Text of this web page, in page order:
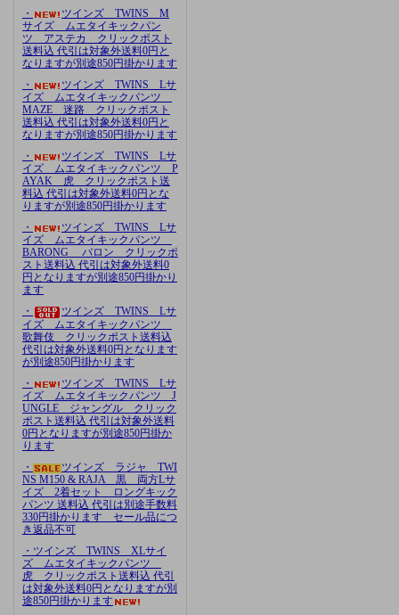
・
ツインズ TWINS M
サイズ ムエタイキックパン
ツ アステカ クリックポスト
送料込 代引は対象外送料0円と
なりますが別途850円掛かります
・
ツインズ TWINS Lサ
イズ ムエタイキックパンツ
MAZE 迷路 クリックポスト
送料込 代引は対象外送料0円と
なりますが別途850円掛かります
・
ツインズ TWINS Lサ
イズ ムエタイキックパンツ P
AYAK 虎 クリックポスト送
料込 代引は対象外送料0円とな
りますが別途850円掛かります
・
ツインズ TWINS Lサ
イズ ムエタイキックパンツ
BARONG バロン クリックポ
スト送料込 代引は対象外送料0
円となりますが別途850円掛かり
ます
・
ツインズ TWINS Lサ
イズ ムエタイキックパンツ
歌舞伎 クリックポスト送料込
代引は対象外送料0円となります
が別途850円掛かります
・
ツインズ TWINS Lサ
イズ ムエタイキックパンツ J
UNGLE ジャングル クリック
ポスト送料込 代引は対象外送料
0円となりますが別途850円掛か
ります
・
ツインズ ラジャ TWI
NS M150 & RAJA 黒 両方Lサ
イズ 2着セット ロングキック
パンツ 送料込 代引は別途手数料
330円掛かります セール品につ
き返品不可
・ツインズ TWINS XLサイ
ズ ムエタイキックパンツ
虎 クリックポスト送料込 代引
は対象外送料0円となりますが別
途850円掛かります